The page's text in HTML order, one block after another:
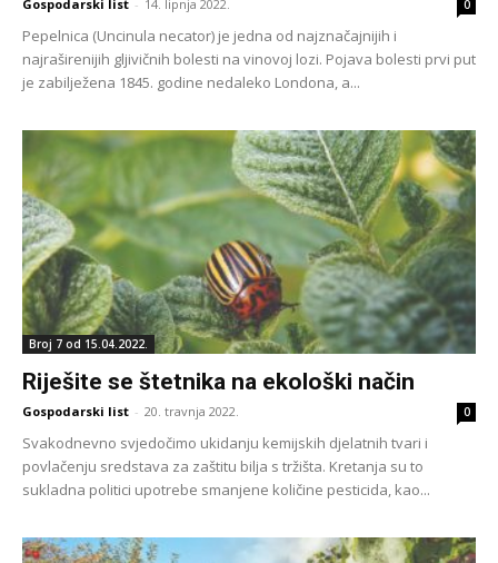
Gospodarski list - 14. lipnja 2022. 0
Pepelnica (Uncinula necator) je jedna od najznačajnijih i
najraširenijih gljivičnih bolesti na vinovoj lozi. Pojava bolesti prvi put
je zabilježena 1845. godine nedaleko Londona, a...
Broj 7 od 15.04.2022.
Riješite se štetnika na ekološki način
Gospodarski list - 20. travnja 2022. 0
Svakodnevno svjedočimo ukidanju kemijskih djelatnih tvari i
povlačenju sredstava za zaštitu bilja s tržišta. Kretanja su to
sukladna politici upotrebe smanjene količine pesticida, kao...